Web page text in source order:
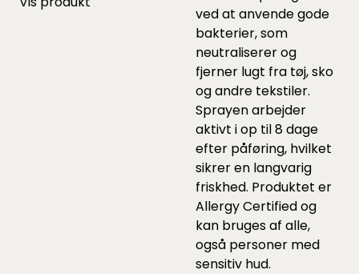
ved at anvende gode
bakterier, som
neutraliserer og
fjerner lugt fra tøj, sko
og andre tekstiler.
Sprayen arbejder
aktivt i op til 8 dage
efter påføring, hvilket
sikrer en langvarig
friskhed. Produktet er
Allergy Certified og
kan bruges af alle,
også personer med
sensitiv hud.